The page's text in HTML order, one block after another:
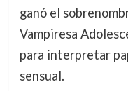
ganó el
Vampiresa
para interpretar
sensual.